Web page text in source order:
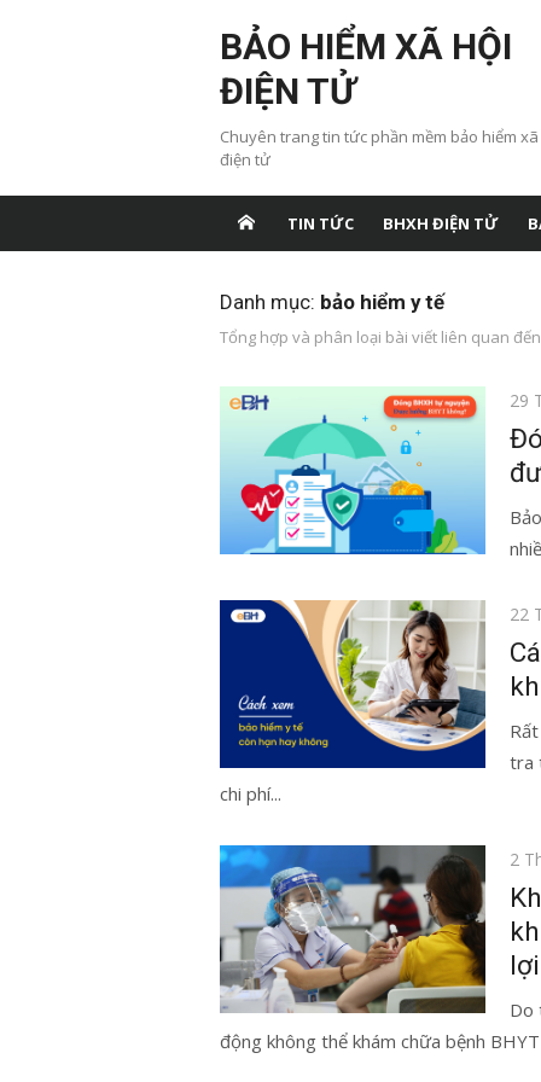
BẢO HIỂM XÃ HỘI
ĐIỆN TỬ
Chuyên trang tin tức phần mềm bảo hiểm
điện tử
TIN TỨC BHXH ĐIỆN TỬ
Danh mục: bảo hiểm y tế
Tổng hợp và phân loại bài viết liên quan
vào
29
vào
22
tra
chi phí...
vào
2
Do
động không thể khám chữa bệnh